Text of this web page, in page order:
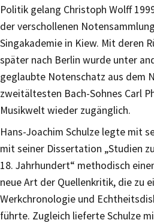
Politik gelang Christoph Wolff
der verschollenen
Singakademie in Kiew. Mit deren
später nach Berlin wurde unter
geglaubte Notenschatz aus dem
zweitältesten Bach-Sohnes Carl
Musikwelt wieder zugänglich.
Hans-Joachim Schulze legte mit
mit seiner Dissertation „Studien
18. Jahrhundert“ methodisch
neue Art der Quellenkritik, die zu
Werkchronologie und
führte. Zugleich lieferte Schulze